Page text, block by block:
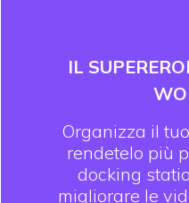
IL
Organizza il
rendetelo più
docking
migliorare le